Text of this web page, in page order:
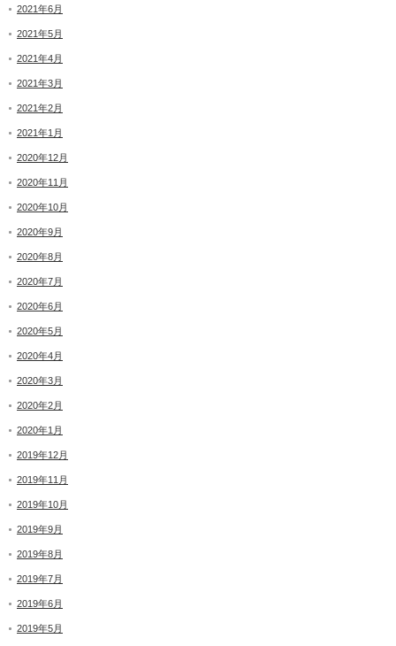
2021年6月
2021年5月
2021年4月
2021年3月
2021年2月
2021年1月
2020年12月
2020年11月
2020年10月
2020年9月
2020年8月
2020年7月
2020年6月
2020年5月
2020年4月
2020年3月
2020年2月
2020年1月
2019年12月
2019年11月
2019年10月
2019年9月
2019年8月
2019年7月
2019年6月
2019年5月